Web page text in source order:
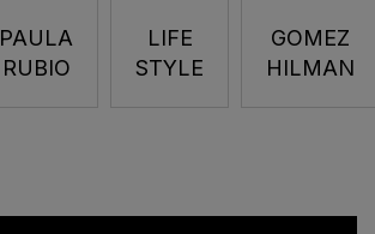
PAULA
RUBIO
LIFE
STYLE
GOMEZ
HILMAN